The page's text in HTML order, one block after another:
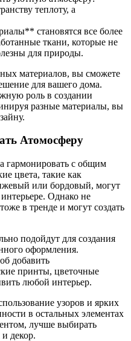
теплоту, а
становятся все более
ткани, которые не
для природы.
материалов, вы сможете
для вашего дома.
роль в создании
разные материалы, вы
Атомосферу
гармонировать с общим
цвета, такие как
или бордовый, могут
Однако не
в тренде и могут создать
подойдут для создания
оформления.
добавить
принты, цветочные
любой интерьер.
узоров и ярких
в остальных элементах
лучше выбирать
декор.